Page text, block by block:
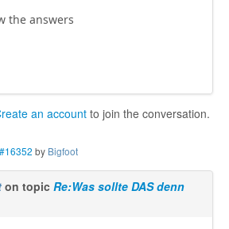
the answers
an account to join the conversation.
#16352 by Bigfoot
on topic Re:Was sollte DAS denn